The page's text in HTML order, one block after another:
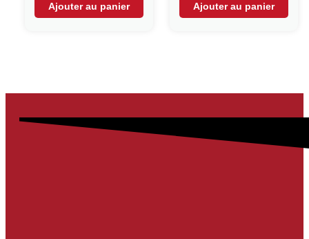
Ajouter au panier Ajouter au panier